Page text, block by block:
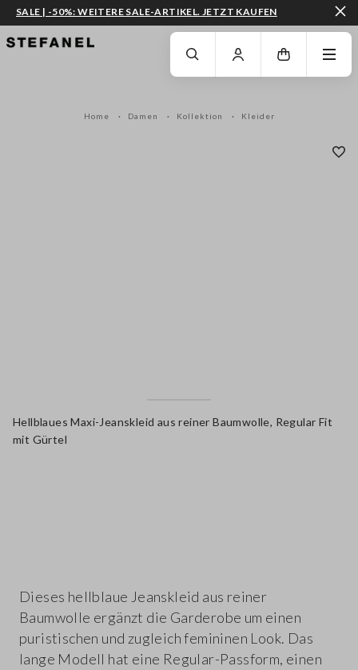
ZUM HAUPTINHALT SPRINGEN GEHEN SIE ZUM ENDE DER SEITE
SALE | -50%: WEITERE SALE-ARTIKEL. JETZT KAUFEN
Home Damen Kollektion Kleider
Hellblaues Maxi-Jeanskleid aus reiner Baumwolle, Regular Fit
mit Gürtel
Dieses hellblaue Jeanskleid aus reiner
Baumwolle ergänzt die Garderobe um einen
puristischen und zugleich femininen Look. Das
lange Modell hat eine Regular-Passform, einen